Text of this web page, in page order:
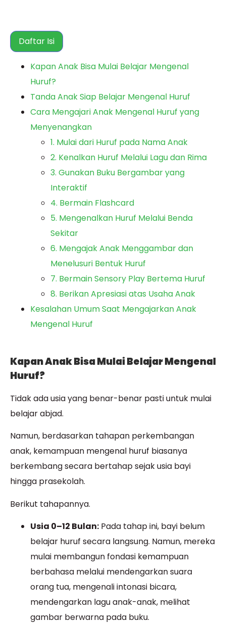
Daftar Isi
Kapan Anak Bisa Mulai Belajar Mengenal
Huruf?
Tanda Anak Siap Belajar Mengenal Huruf
Cara Mengajari Anak Mengenal Huruf yang
Menyenangkan
1. Mulai dari Huruf pada Nama Anak
2. Kenalkan Huruf Melalui Lagu dan Rima
3. Gunakan Buku Bergambar yang
Interaktif
4. Bermain Flashcard
5. Mengenalkan Huruf Melalui Benda
Sekitar
6. Mengajak Anak Menggambar dan
Menelusuri Bentuk Huruf
7. Bermain Sensory Play Bertema Huruf
8. Berikan Apresiasi atas Usaha Anak
Kesalahan Umum Saat Mengajarkan Anak
Mengenal Huruf
Kapan Anak Bisa Mulai Belajar Mengenal
Huruf?
Tidak ada usia yang benar-benar pasti untuk mulai
belajar abjad.
Namun, berdasarkan tahapan perkembangan
anak, kemampuan mengenal huruf biasanya
berkembang secara bertahap sejak usia bayi
hingga prasekolah.
Berikut tahapannya.
Usia 0–12 Bulan: Pada tahap ini, bayi belum
belajar huruf secara langsung. Namun, mereka
mulai membangun fondasi kemampuan
berbahasa melalui mendengarkan suara
orang tua, mengenali intonasi bicara,
mendengarkan lagu anak-anak, melihat
gambar berwarna pada buku.